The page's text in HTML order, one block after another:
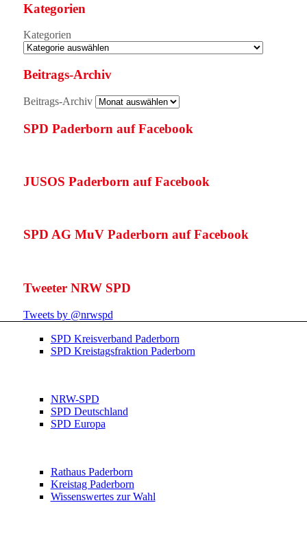
Kategorien
Kategorien
Beitrags-Archiv
Beitrags-Archiv
SPD Paderborn auf Facebook
JUSOS Paderborn auf Facebook
SPD AG MuV Paderborn auf Facebook
Tweeter NRW SPD
Tweets by @nrwspd
SPD Kreisverband Paderborn
SPD Kreistagsfraktion Paderborn
NRW-SPD
SPD Deutschland
SPD Europa
Rathaus Paderborn
Kreistag Paderborn
Wissenswertes zur Wahl